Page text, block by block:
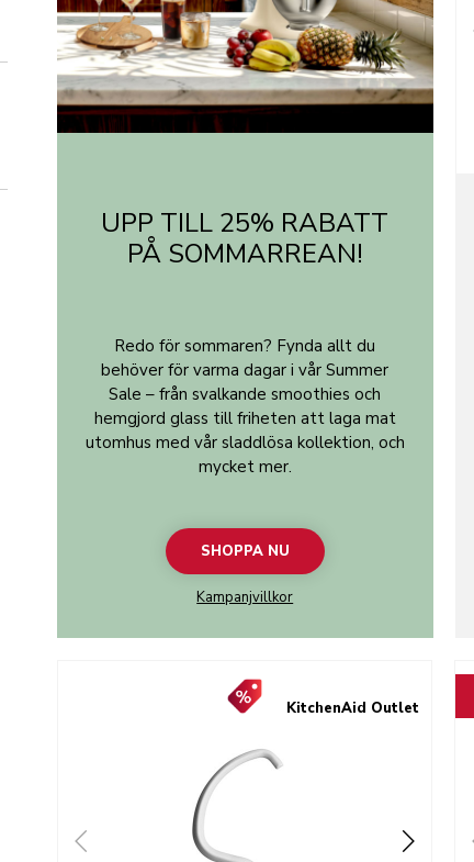
UPP TILL 25% RABATT
PÅ SOMMARREAN!
Redo för sommaren? Fynda allt du
behöver för varma dagar i vår Summer
Sale – från svalkande smoothies och
hemgjord glass till friheten att laga mat
utomhus med vår sladdlösa kollektion, och
mycket mer.
SHOPPA NU
Kampanjvillkor
KitchenAid Outlet